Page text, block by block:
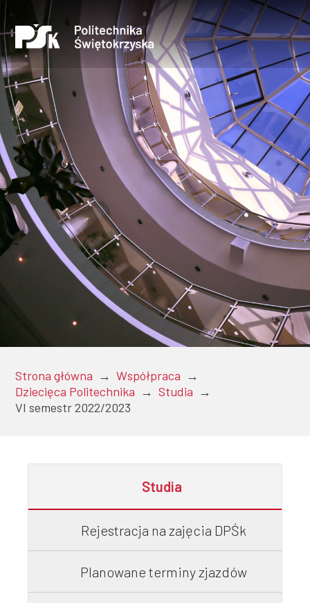
Strona główna → Współpraca →
Dziecięca Politechnika → Studia →
VI semestr 2022/2023
Studia
Rejestracja na zajęcia DPŚk
Planowane terminy zjazdów
Uczelnia
Kandydaci
Studenci
Doktoranci
Podyplomowe
Pracownicy
Domy
studenckie